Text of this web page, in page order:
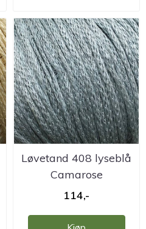
Løvetand 408 lyseblå
Camarose
114,-